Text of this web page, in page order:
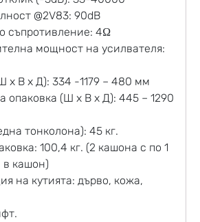
@2V83: 90dB
съпротивление: 4Ω
мощност на усилвателя:
х В х Д): 334 -1179 – 480 мм
опаковка (Ш х В х Д): 445 – 1290
тонколона): 45 кг.
100,4 кг. (2 кашона с по 1
в кашон)
на кутията: дърво, кожа,